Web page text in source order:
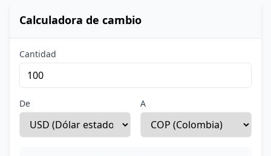
Calculadora de cambio
Cantidad
De A